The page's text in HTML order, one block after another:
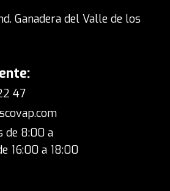
Ganadera del Valle de los
47
de 8:00 a
16:00 a 18:00